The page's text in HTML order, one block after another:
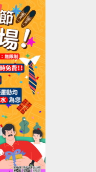
生證或健保卡，以備
行繳費
#116